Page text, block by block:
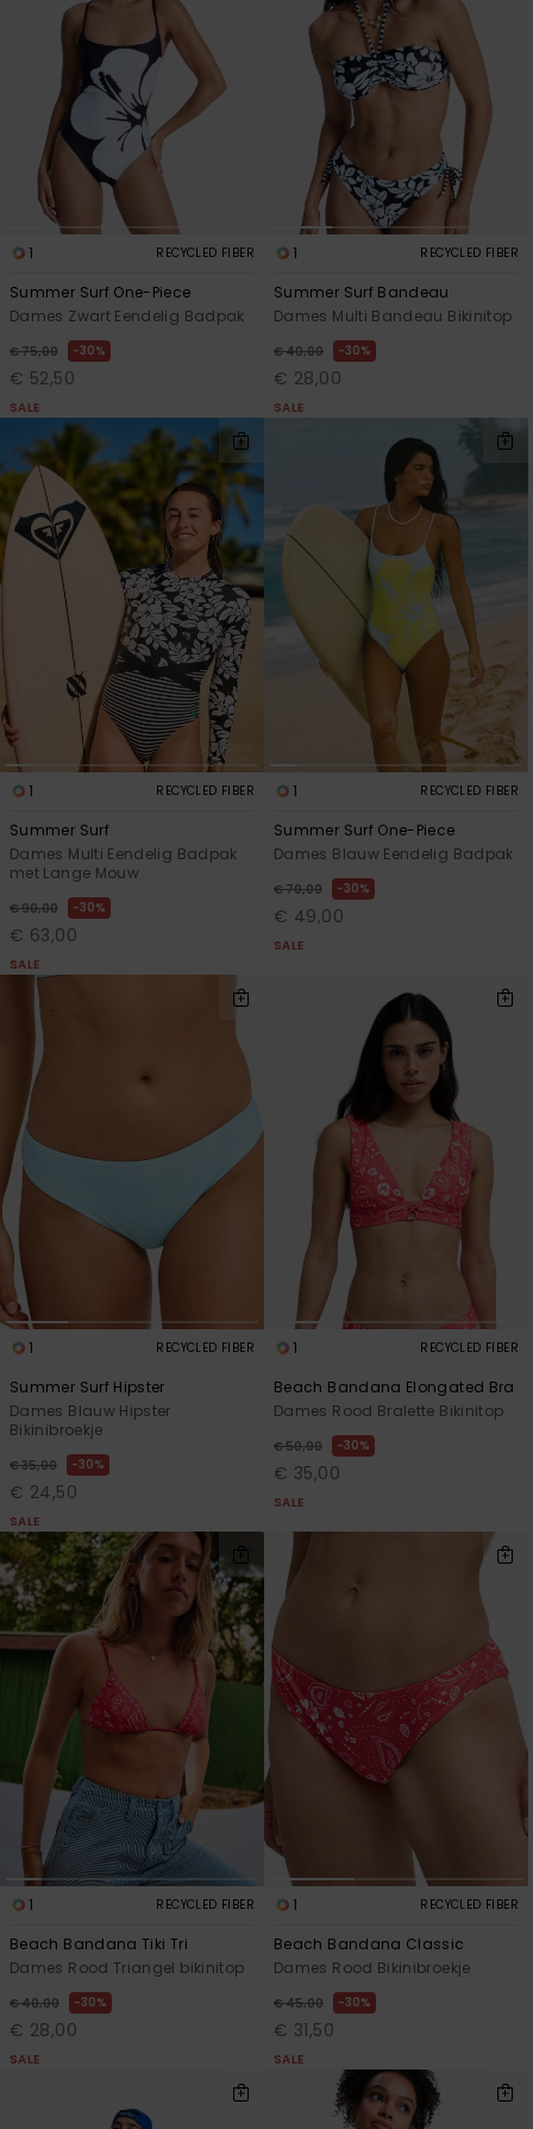
1 RECYCLED FIBER
Summer Surf One-Piece
Dames Zwart Eendelig Badpak
€ 75,00 30%
€ 52,50
SALE
1 RECYCLED FIBER
Summer Surf Bandeau
Dames Multi Bandeau Bikinitop
€ 40,00 30%
€ 28,00
SALE
1 RECYCLED FIBER
Summer Surf
Dames Multi Eendelig Badpak
met Lange Mouw
€ 90,00 30%
€ 63,00
SALE
1 RECYCLED FIBER
Summer Surf One-Piece
Dames Blauw Eendelig Badpak
€ 70,00 30%
€ 49,00
SALE
1 RECYCLED FIBER
Summer Surf Hipster
Dames Blauw Hipster
Bikinibroekje
€ 35,00 30%
€ 24,50
SALE
1 RECYCLED FIBER
Beach Bandana Elongated Bra
Dames Rood Bralette Bikinitop
€ 50,00 30%
€ 35,00
SALE
1 RECYCLED FIBER
Beach Bandana Tiki Tri
Dames Rood Triangel bikinitop
€ 40,00 30%
€ 28,00
SALE
1 RECYCLED FIBER
Beach Bandana Classic
Dames Rood Bikinibroekje
€ 45,00 30%
€ 31,50
SALE